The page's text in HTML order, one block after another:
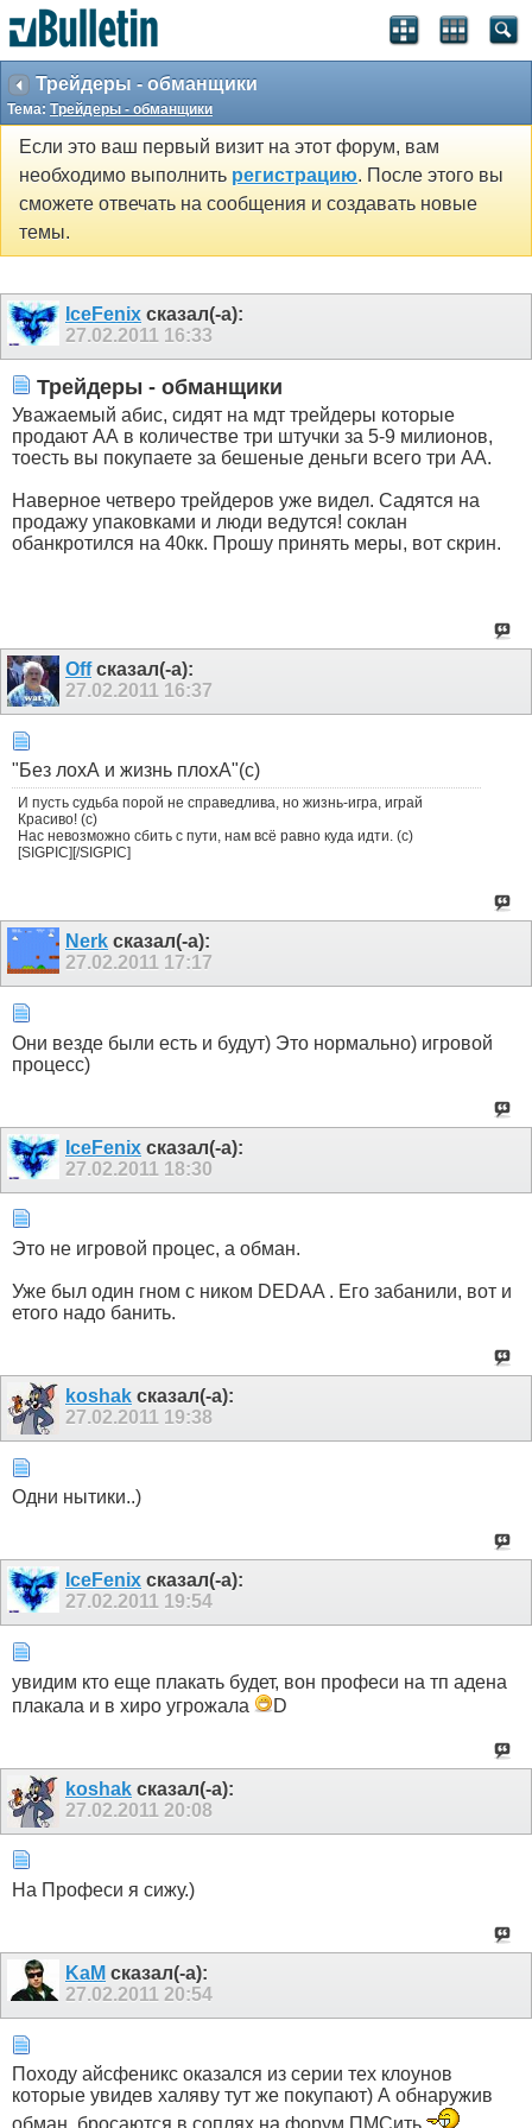
Трейдеры - обманщики
Тема: Трейдеры - обманщики
Если это ваш первый визит на этот форум, вам
необходимо выполнить регистрацию. После этого вы
сможете отвечать на сообщения и создавать новые
темы.
IceFenix сказал(-а):
27.02.2011 16:33
Трейдеры - обманщики
Уважаемый абис, сидят на мдт трейдеры которые
продают АА в количестве три штучки за 5-9 милионов,
тоесть вы покупаете за бешеные деньги всего три АА.
Наверное четверо трейдеров уже видел. Садятся на
продажу упаковками и люди ведутся! соклан
обанкротился на 40кк. Прошу принять меры, вот скрин.
Offсказал(-а):
27.02.2011 16:37
"Без лохА и жизнь плохА"(с)
И пусть судьба порой не справедлива, но жизнь-игра, играй
Красиво! (с)
Нас невозможно сбить с пути, нам всё равно куда идти. (с)
[SIGPIC][/SIGPIC]
Nerk сказал(-а):
27.02.2011 17:17
Они везде были есть и будут) Это нормально) игровой
процесс)
IceFenix сказал(-а):
27.02.2011 18:30
Это не игровой процес, а обман.
Уже был один гном с ником DEDAA . Его забанили, вот и
етого надо банить.
koshak сказал(-а):
27.02.2011 19:38
Одни нытики..)
IceFenix сказал(-а):
27.02.2011 19:54
увидим кто еще плакать будет, вон професи на тп адена
плакала и в хиро угрожала
D
koshak сказал(-а):
27.02.2011 20:08
На Професи я сижу.)
KaM сказал(-а):
27.02.2011 20:54
Походу айсфеникс оказался из серии тех клоунов
которые увидев халяву тут же покупают) А обнаружив